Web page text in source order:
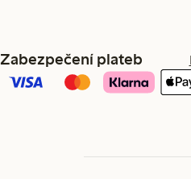
Zabezpečení plateb